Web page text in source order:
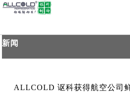
新闻
ALLCOLD 讴科获得航空公司